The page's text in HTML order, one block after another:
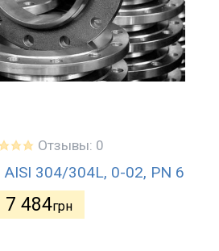
Отзывы: 0
304/304L, 0-02, PN 6
7 484грн